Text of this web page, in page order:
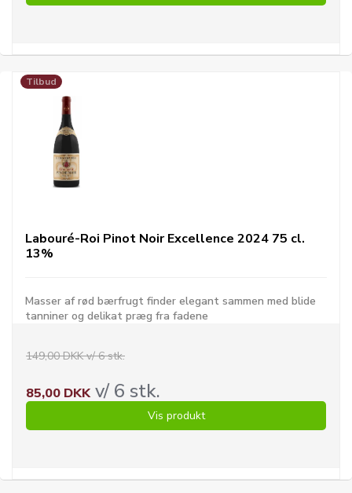
Tilbud
Labouré-Roi Pinot Noir Excellence 2024 75 cl.
13%
Masser af rød bærfrugt finder elegant sammen med blide
tanniner og delikat præg fra fadene
149,00 DKK v/ 6 stk.
85,00 DKKv/ 6 stk.
Vis produkt